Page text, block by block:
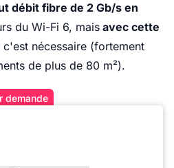
débit fibre de 2 Gb/s en
du Wi-Fi 6, maisavec cette
c'est nécessaire (fortement
de plus de 80 m²).
demande